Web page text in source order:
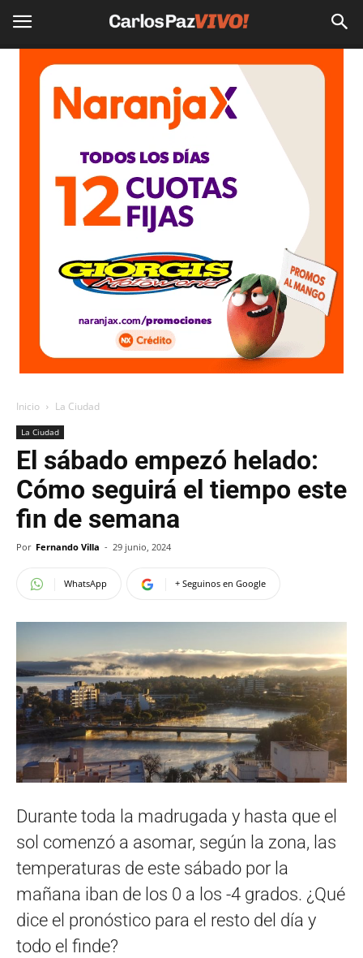
Inicio La Ciudad
La Ciudad
El sábado empezó helado:
Cómo seguirá el tiempo este
fin de semana
Por Fernando Villa - 29 junio, 2024
WhatsApp + Seguinos en Google
Durante toda la madrugada y hasta que el
sol comenzó a asomar, según la zona, las
temperaturas de este sábado por la
mañana iban de los 0 a los -4 grados. ¿Qué
dice el pronóstico para el resto del día y
todo el finde?